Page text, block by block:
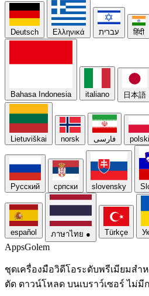
Deutsch Ελληνικά עברית हिंदी
Bahasa Indonesia italiano 日本語
Lietuviškai norsk فارسی polski
Русский српски slovensky
español ภาษาไทย ● Türkçe
AppsGolem
ชุดเครื่องมือวิดีโอระดับพรีเมียมสํา
ตัด ดาวน์โหลด บนเบราว์เซอร์ ไม่มี